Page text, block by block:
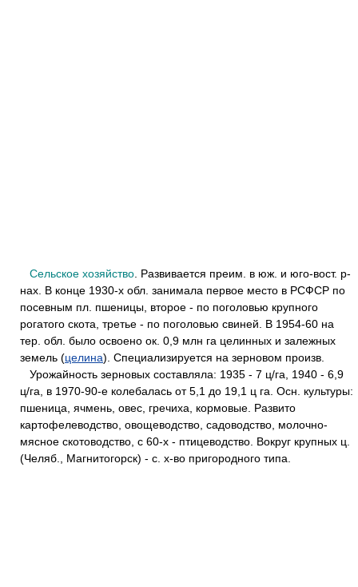
Сельское хозяйство . Развивается преим. в юж. и юго-вост. р-
нах. В конце 1930-х обл. занимала первое место в РСФСР по
посевным пл. пшеницы, второе - по поголовью крупного
рогатого скота, третье - по поголовью свиней. В 1954-60 на
тер. обл. было освоено ок. 0,9 млн га целинных и залежных
земель (целина). Специализируется на зерновом произв.
Урожайность зерновых составляла: 1935 - 7 ц/га, 1940 - 6,9
ц/га, в 1970-90-е колебалась от 5,1 до 19,1 ц га. Осн. культуры:
пшеница, ячмень, овес, гречиха, кормовые. Развито
картофелеводство, овощеводство, садоводство, молочно-
мясное скотоводство, с 60-х - птицеводство. Вокруг крупных ц.
(Челяб., Магнитогорск) - с. х-во пригородного типа.